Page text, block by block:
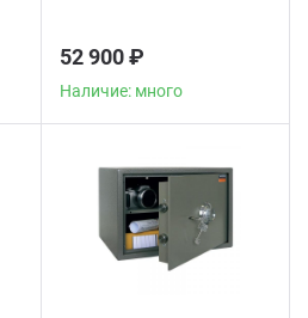
52 900 ₽
Наличие: много